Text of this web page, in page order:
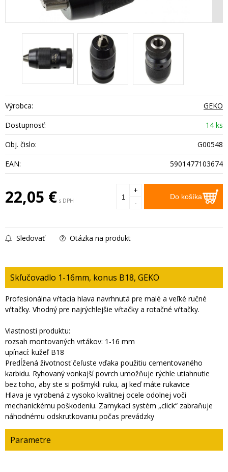
Výrobca:
GEKO
Dostupnosť:
14 ks
Obj. čislo:
G00548
EAN:
5901477103674
22,05 € s DPH Do košíka
+
-
Sledovať Otázka na produkt
Skľučovadlo 1-16mm, konus B18, GEKO
Profesionálna vŕtacia hlava navrhnutá pre malé a veľké ručné
vŕtačky. Vhodný pre najrýchlejšie vŕtačky a rotačné vŕtačky.
Vlastnosti produktu:
rozsah montovaných vrtákov: 1-16 mm
upínací: kužeľ B18
Predĺžená životnosť čeľuste vďaka použitiu cementovaného
karbidu. Ryhovaný vonkajší povrch umožňuje rýchle utiahnutie
bez toho, aby ste si pošmykli ruku, aj keď máte rukavice
Hlava je vyrobená z vysoko kvalitnej ocele odolnej voči
mechanickému poškodeniu. Zamykací systém „click“ zabraňuje
náhodnému odskrutkovaniu počas prevádzky
Parametre